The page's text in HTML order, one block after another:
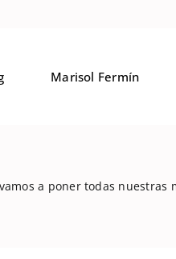
Marisol Fermín
a poner todas nuestras